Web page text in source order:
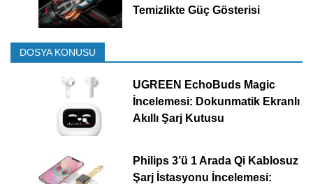
Temizlikte Güç Gösterisi
DOSYA KONUSU
UGREEN EchoBuds Magic
İncelemesi: Dokunmatik Ekranlı
Akıllı Şarj Kutusu
Philips 3’ü 1 Arada Qi Kablosuz
Şarj İstasyonu İncelemesi: